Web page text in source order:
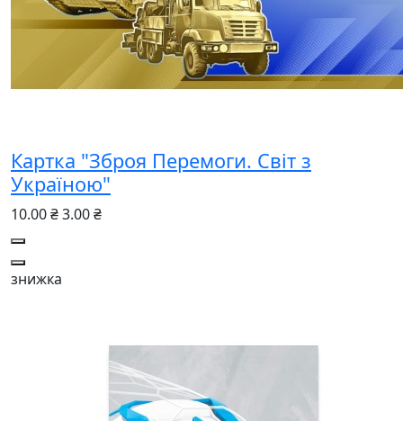
Картка "Зброя Перемоги. Світ з
Україною"
10.00 ₴3.00 ₴
знижка